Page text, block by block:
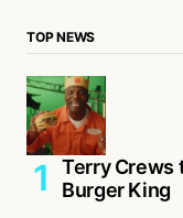
TOP NEWS
Terry Crews
Burger King